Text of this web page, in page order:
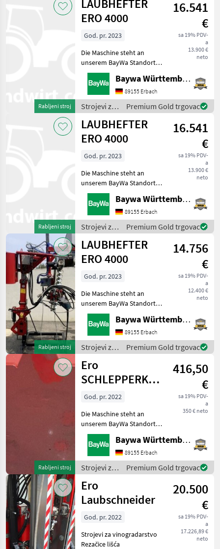
/ Ero
Rabljeni stroj
LAUBHEFTER
ERO 4000
16.541
€
sa 19% PDV-
a
13.900 €
neto
God. pr. 2023
Die Maschine steht an
unserem BayWa Standort in
DE 74336
BrackenheimGerne steht
Ihnen Herr Stein unter Tel.:
0151 1610 4371 für Ihre
Anfrage zur Verfügung!ERO-
Laubhe
Baywa Württemberg
89155 Erbach
Strojevi za
vinogradarstvo
/ Ero
Premium Gold trgovac
Rabljeni stroj
LAUBHEFTER
ERO 4000
16.541
€
sa 19% PDV-
a
13.900 €
neto
God. pr. 2023
Die Maschine steht an
unserem BayWa Standort in
DE 74336
BrackenheimGerne steht
Ihnen Herr Stein unter Tel.:
0151 1610 4371 für Ihre
Anfrage zur Verfügung!ERO-
Laubhe
Baywa Württemberg
89155 Erbach
Strojevi za
vinogradarstvo
/ Ero
Premium Gold trgovac
Rabljeni stroj
LAUBHEFTER
ERO 4000
14.756
€
sa 19% PDV-
a
12.400 €
neto
God. pr. 2023
Die Maschine steht an
unserem BayWa Standort in
DE 74076 Heilbronn.Gerne
steht Ihnen Herr Burk unter
Tel.: 0151 1610 4568 für Ihre
Anfrage zur Verfügung!ERO
Laubheft
Baywa Württemberg
89155 Erbach
Strojevi za
vinogradarstvo
/ Ero
Premium Gold trgovac
Rabljeni stroj
Ero
SCHLEPPERKONSOLE
PB3704RW
416,50
€
sa 19% PDV-
a
350 € neto
God. pr. 2022
Die Maschine steht an
unserem BayWa Standort in
DE 74336
BrackenheimGerne steht
Ihnen Herr Stein unter Tel.:
015116104371 für Ihre
Anfrage zur
Verfügung!Schlepperkon
Baywa Württemberg
89155 Erbach
Strojevi za
vinogradarstvo
/ Ero
Premium Gold trgovac
Ero
Laubschneider
20.500
€
sa 19% PDV-
a
17.226,89 €
neto
God. pr. 2022
Strojevi za vinogradarstvo
Rezačice lišća